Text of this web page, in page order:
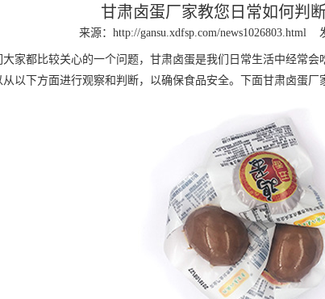
甘肃卤蛋厂家教您日常如何判
来源： http://gansu.xdfsp.com/news1026803.html
都比较关心的一个问题， 甘肃卤蛋是我们日常生活中经常会
以下方面进行观察和判断，以确保食品安全。下面甘肃卤蛋厂